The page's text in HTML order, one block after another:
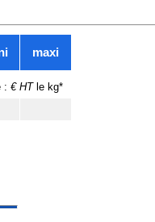
maxi
: € HT le kg*